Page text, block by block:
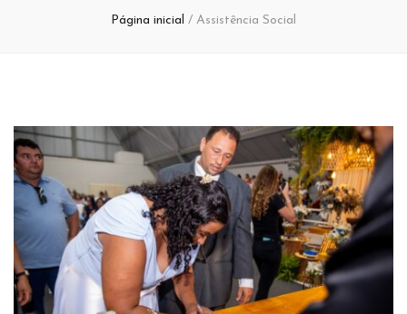
Página inicial / Assistência Social